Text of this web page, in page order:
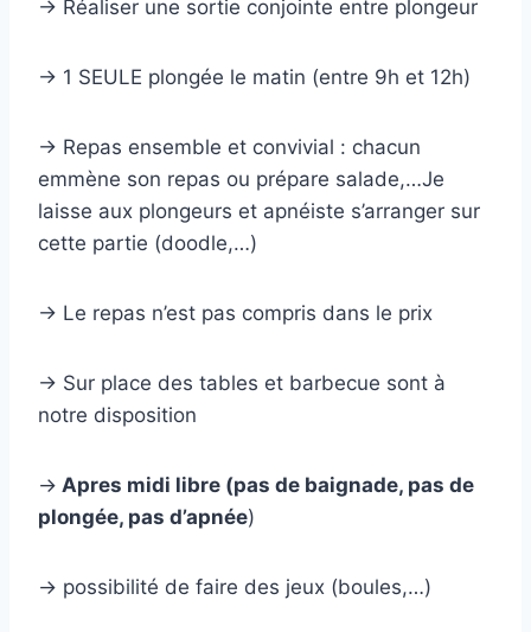
-> Réaliser une sortie conjointe entre plongeur
-> 1 SEULE plongée le matin (entre 9h et 12h)
-> Repas ensemble et convivial : chacun
emmène son repas ou prépare salade,…Je
laisse aux plongeurs et apnéiste s’arranger sur
cette partie (doodle,…)
-> Le repas n’est pas compris dans le prix
-> Sur place des tables et barbecue sont à
notre disposition
-> Apres midi libre (pas de baignade, pas de
plongée, pas d’apnée)
-> possibilité de faire des jeux (boules,…)